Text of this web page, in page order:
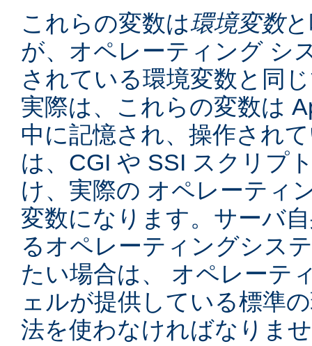
これらの変数は環境変数
が、オペレーティング シ
されている環境変数と同
実際は、これらの変数は
中に記憶され、操作され
は、CGI や SSI スクリプ
け、実際の オペレーティ
変数になります。サーバ
るオペレーティングシス
たい場合は、 オペレーテ
ェルが提供している標準
法を使わなければなりま